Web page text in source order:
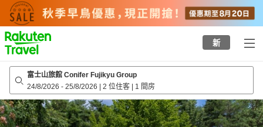
to
top
page
新
富士山旅館 Conifer Fujikyu Group
24/8/2026 - 25/8/2026 | 2 位住客 | 1 間房